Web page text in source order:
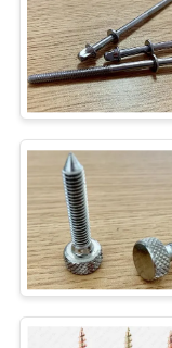
ONGEVEER
ONS
ONS